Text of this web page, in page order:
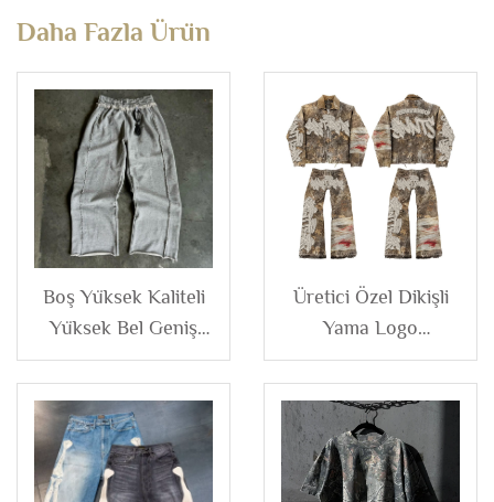
Daha Fazla Ürün
Boş Yüksek Kaliteli
Yüksek Bel Geniş
Bacak Bol Dağılmış
Kot Pantolon Özel
Logo Bol Fransız
Terry Erkek
Sweatpant
Üretici Özel Dikişli
Yama Logo
Distressed Kamuflajlı
Kot Tuval Ceket ve
Kargo Pantolon
Erkek